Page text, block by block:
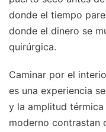
donde el tiempo
donde el dinero se
quirúrgica.
Caminar por el
es una experiencia
y la amplitud
moderno contrastan